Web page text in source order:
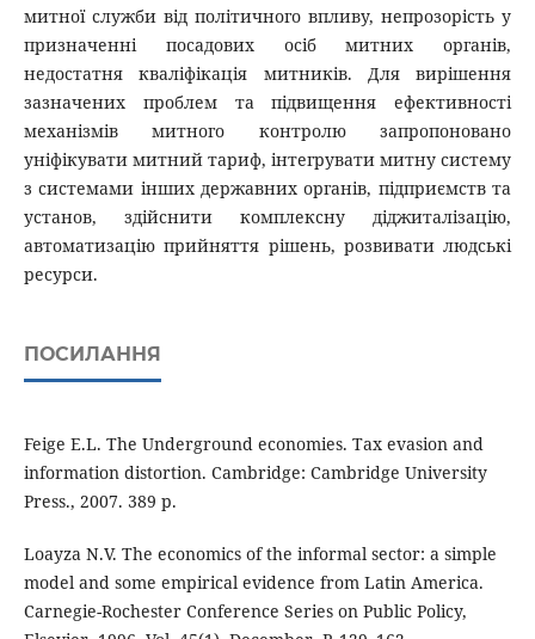
митної служби від політичного впливу, непрозорість у
призначенні посадових осіб митних органів,
недостатня кваліфікація митників. Для вирішення
зазначених проблем та підвищення ефективності
механізмів митного контролю запропоновано
уніфікувати митний тариф, інтегрувати митну систему
з системами інших державних органів, підприємств та
установ, здійснити комплексну діджиталізацію,
автоматизацію прийняття рішень, розвивати людські
ресурси.
ПОСИЛАННЯ
Feige E.L. The Underground economies. Tax evasion and
information distortion. Cambridge: Cambridge University
Press., 2007. 389 р.
Loayza N.V. The economics of the informal sector: a simple
model and some empirical evidence from Latin America.
Carnegie-Rochester Conference Series on Public Policy,